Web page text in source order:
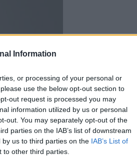
Information
or processing of your personal or
use the below opt-out section to
out request is processed you may
information utilized by us or personal
out. You may separately opt-out of the
parties on the IAB’s list of downstream
us to third parties on the IAB’s List of
other third parties.